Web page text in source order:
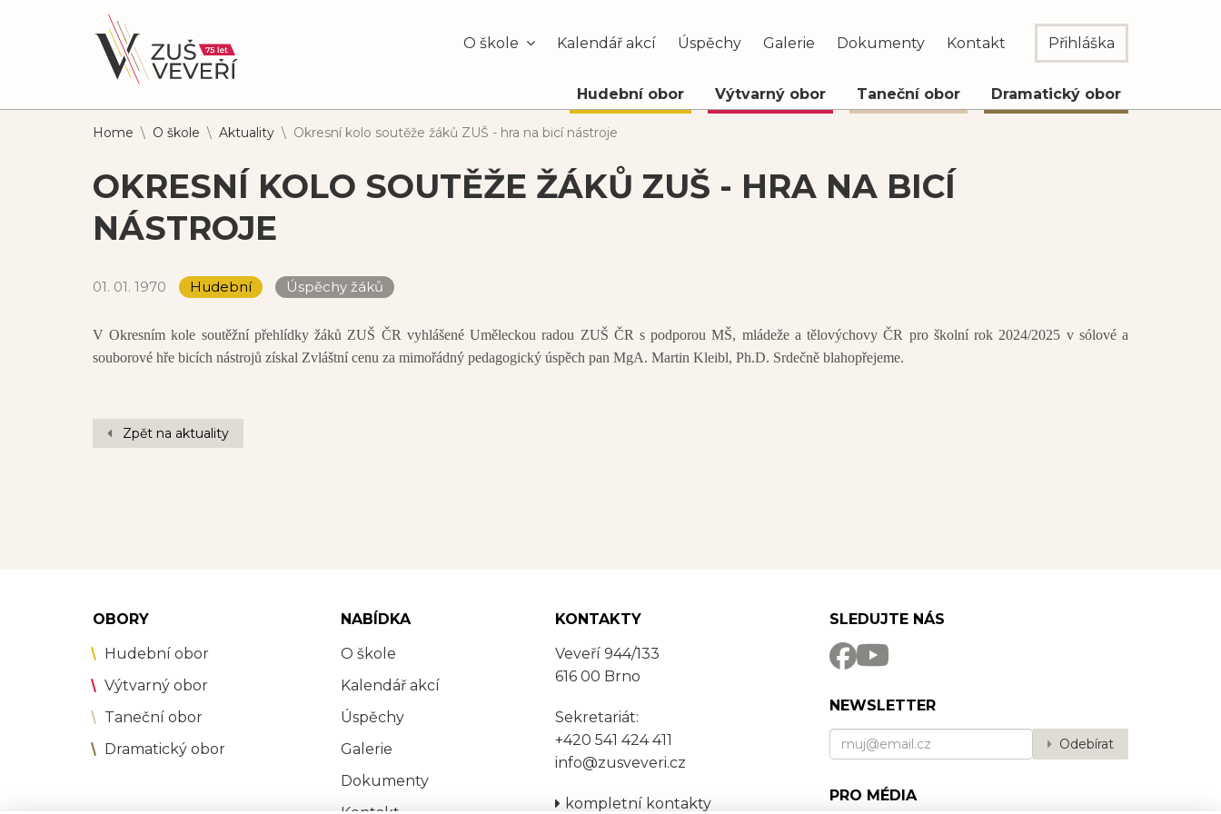
O škole Kalendář akcí Úspěchy Galerie Dokumenty Kontakt Přihláška
Hudební obor Výtvarný obor Taneční obor Dramatický obor
Home \ O škole \ Aktuality \ Okresní kolo soutěže žáků ZUŠ - hra na bicí nástroje
OKRESNÍ KOLO SOUTĚŽE ŽÁKŮ ZUŠ - HRA NA BICÍ
NÁSTROJE
01. 01. 1970 Hudební Úspěchy žáků
V Okresním kole soutěžní přehlídky žáků ZUŠ ČR vyhlášené Uměleckou radou ZUŠ ČR s podporou MŠ, mládeže a tělovýchovy ČR pro školní rok 2024/2025 v sólové a
souborové hře bicích nástrojů získal Zvláštní cenu za mimořádný pedagogický úspěch pan MgA. Martin Kleibl, Ph.D. Srdečně blahopřejeme.
Zpět na aktuality
OBORY
Hudební obor
Výtvarný obor
Taneční obor
Dramatický obor
NABÍDKA
O škole
Kalendář akcí
Úspěchy
Galerie
Dokumenty
KONTAKTY
Veveří 944/133
616 00 Brno
Sekretariát:
+420 541 424 411
info@zusveveri.cz
kompletní kontakty
SLEDUJTE NÁS
NEWSLETTER
Odebírat
PRO MÉDIA